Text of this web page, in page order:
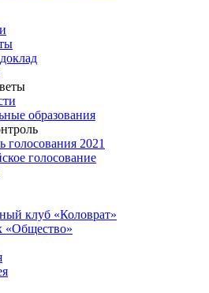
образования
голосования 2021
голосование
клуб «Коловрат»
«Общество»